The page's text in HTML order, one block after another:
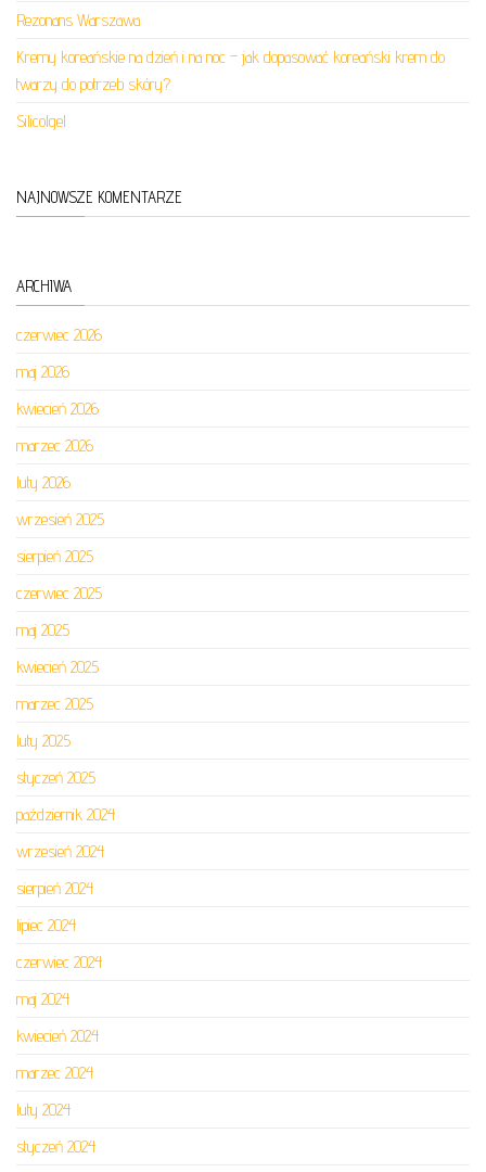
Rezonans Warszawa
Kremy koreańskie na dzień i na noc – jak dopasować koreański krem do
twarzy do potrzeb skóry?
Silicolgel
NAJNOWSZE KOMENTARZE
ARCHIWA
czerwiec 2026
maj 2026
kwiecień 2026
marzec 2026
luty 2026
wrzesień 2025
sierpień 2025
czerwiec 2025
maj 2025
kwiecień 2025
marzec 2025
luty 2025
styczeń 2025
październik 2024
wrzesień 2024
sierpień 2024
lipiec 2024
czerwiec 2024
maj 2024
kwiecień 2024
marzec 2024
luty 2024
styczeń 2024